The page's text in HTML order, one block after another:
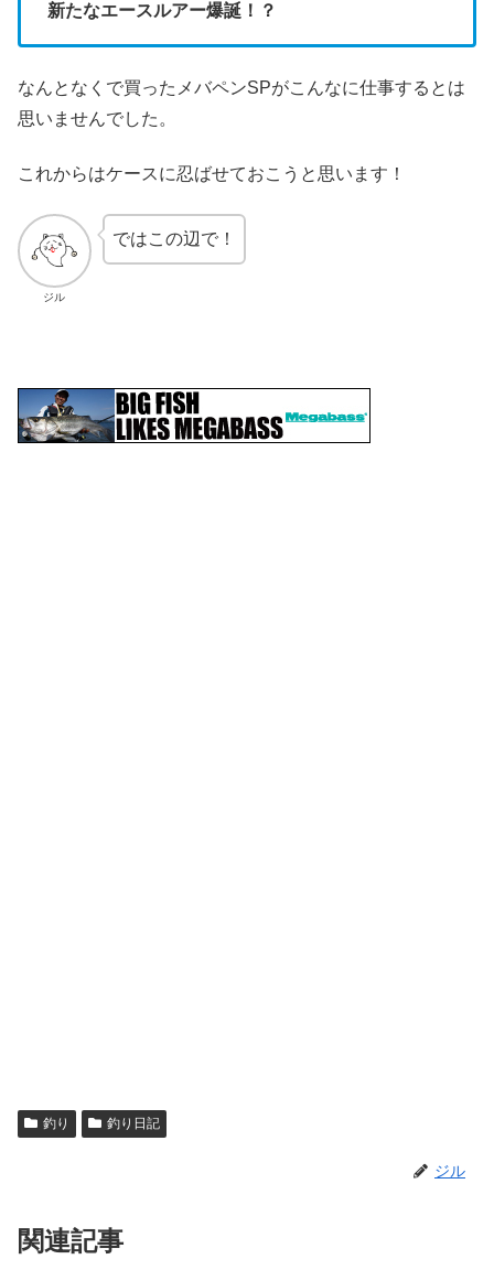
新たなエースルアー爆誕！？
なんとなくで買ったメバペンSPがこんなに仕事するとは
思いませんでした。
これからはケースに忍ばせておこうと思います！
ジル
ではこの辺で！
釣り 釣り日記
ジル
関連記事